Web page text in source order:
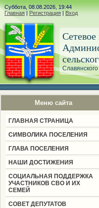
Суббота, 08.08.2026, 19:44
Главная | Регистрация | Вход
Сетевое
Меню сайта
ГЛАВНАЯ СТРАНИЦА
СИМВОЛИКА ПОСЕЛЕНИЯ
ГЛАВА ПОСЕЛЕНИЯ
НАШИ ДОСТИЖЕНИЯ
СОЦИАЛЬНАЯ ПОДДЕРЖКА
УЧАСТНИКОВ СВО И ИХ
СЕМЕЙ
СОВЕТ ДЕПУТАТОВ